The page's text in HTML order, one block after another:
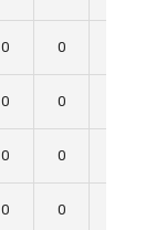
0 0
0 0
0 0
0 0